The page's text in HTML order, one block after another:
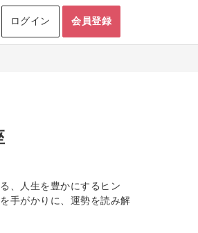
ログイン 会員登録
、人生を豊かにするヒン
手がかりに、運勢を読み解